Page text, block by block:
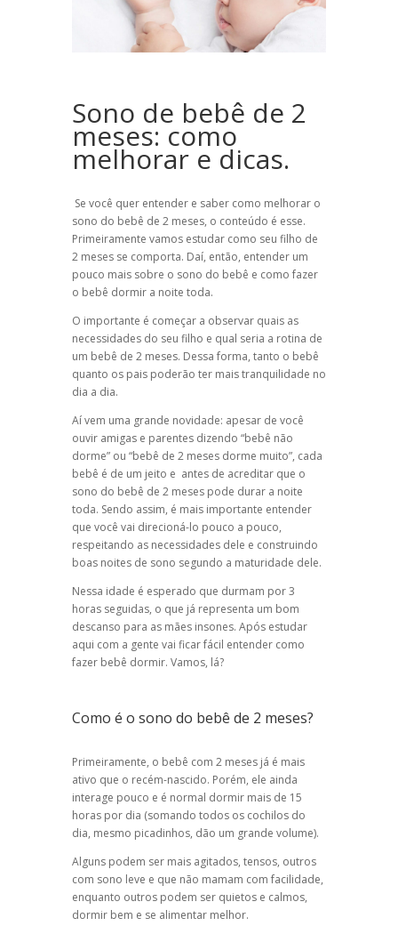
Sono de bebê de 2
meses: como
melhorar e dicas.
Se você quer entender e saber como melhorar o
sono do bebê de 2 meses, o conteúdo é esse.
Primeiramente vamos estudar como seu filho de
2 meses se comporta. Daí, então, entender um
pouco mais sobre o sono do bebê e como fazer
o bebê dormir a noite toda.
O importante é começar a observar quais as
necessidades do seu filho e qual seria a rotina de
um bebê de 2 meses. Dessa forma, tanto o bebê
quanto os pais poderão ter mais tranquilidade no
dia a dia.
Aí vem uma grande novidade: apesar de você
ouvir amigas e parentes dizendo “bebê não
dorme” ou “bebê de 2 meses dorme muito”, cada
bebê é de um jeito e antes de acreditar que o
sono do bebê de 2 meses pode durar a noite
toda. Sendo assim, é mais importante entender
que você vai direcioná-lo pouco a pouco,
respeitando as necessidades dele e construindo
boas noites de sono segundo a maturidade dele.
Nessa idade é esperado que durmam por 3
horas seguidas, o que já representa um bom
descanso para as mães insones. Após estudar
aqui com a gente vai ficar fácil entender como
fazer bebê dormir. Vamos, lá?
Como é o sono do bebê de 2 meses?
Primeiramente, o bebê com 2 meses já é mais
ativo que o recém-nascido. Porém, ele ainda
interage pouco e é normal dormir mais de 15
horas por dia (somando todos os cochilos do
dia, mesmo picadinhos, dão um grande volume).
Alguns podem ser mais agitados, tensos, outros
com sono leve e que não mamam com facilidade,
enquanto outros podem ser quietos e calmos,
dormir bem e se alimentar melhor.